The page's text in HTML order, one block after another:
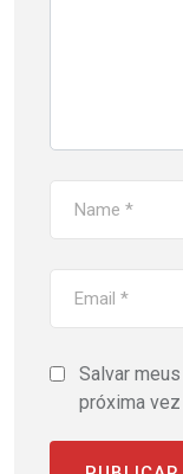
Salvar
próxima vez